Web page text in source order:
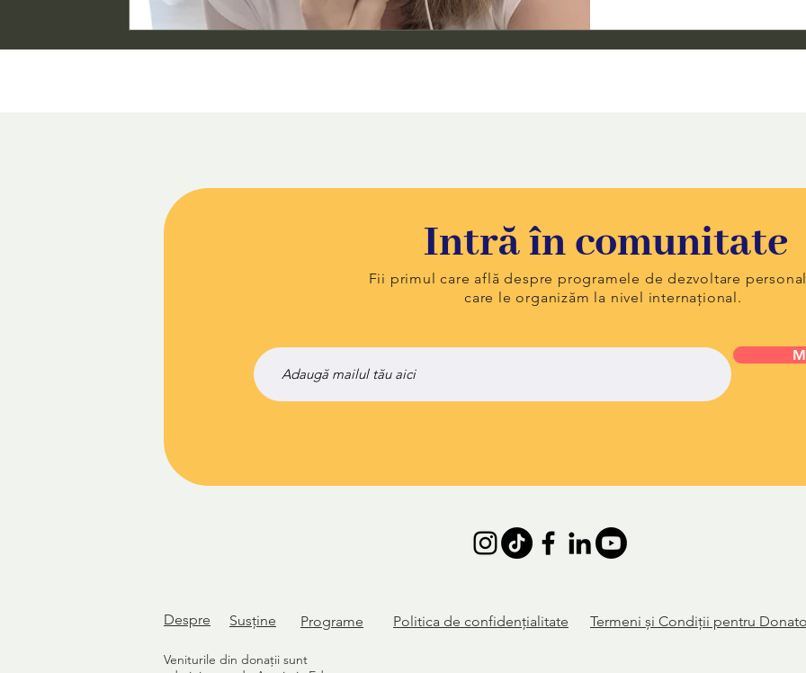
Intră în comunitate
Fii primul care află despre programele de dezvoltare
care le organizăm la nivel internațional.
Despre Susține Programe Politica de confidențialitate Termeni și Condiții pentru
Veniturile din donații sunt